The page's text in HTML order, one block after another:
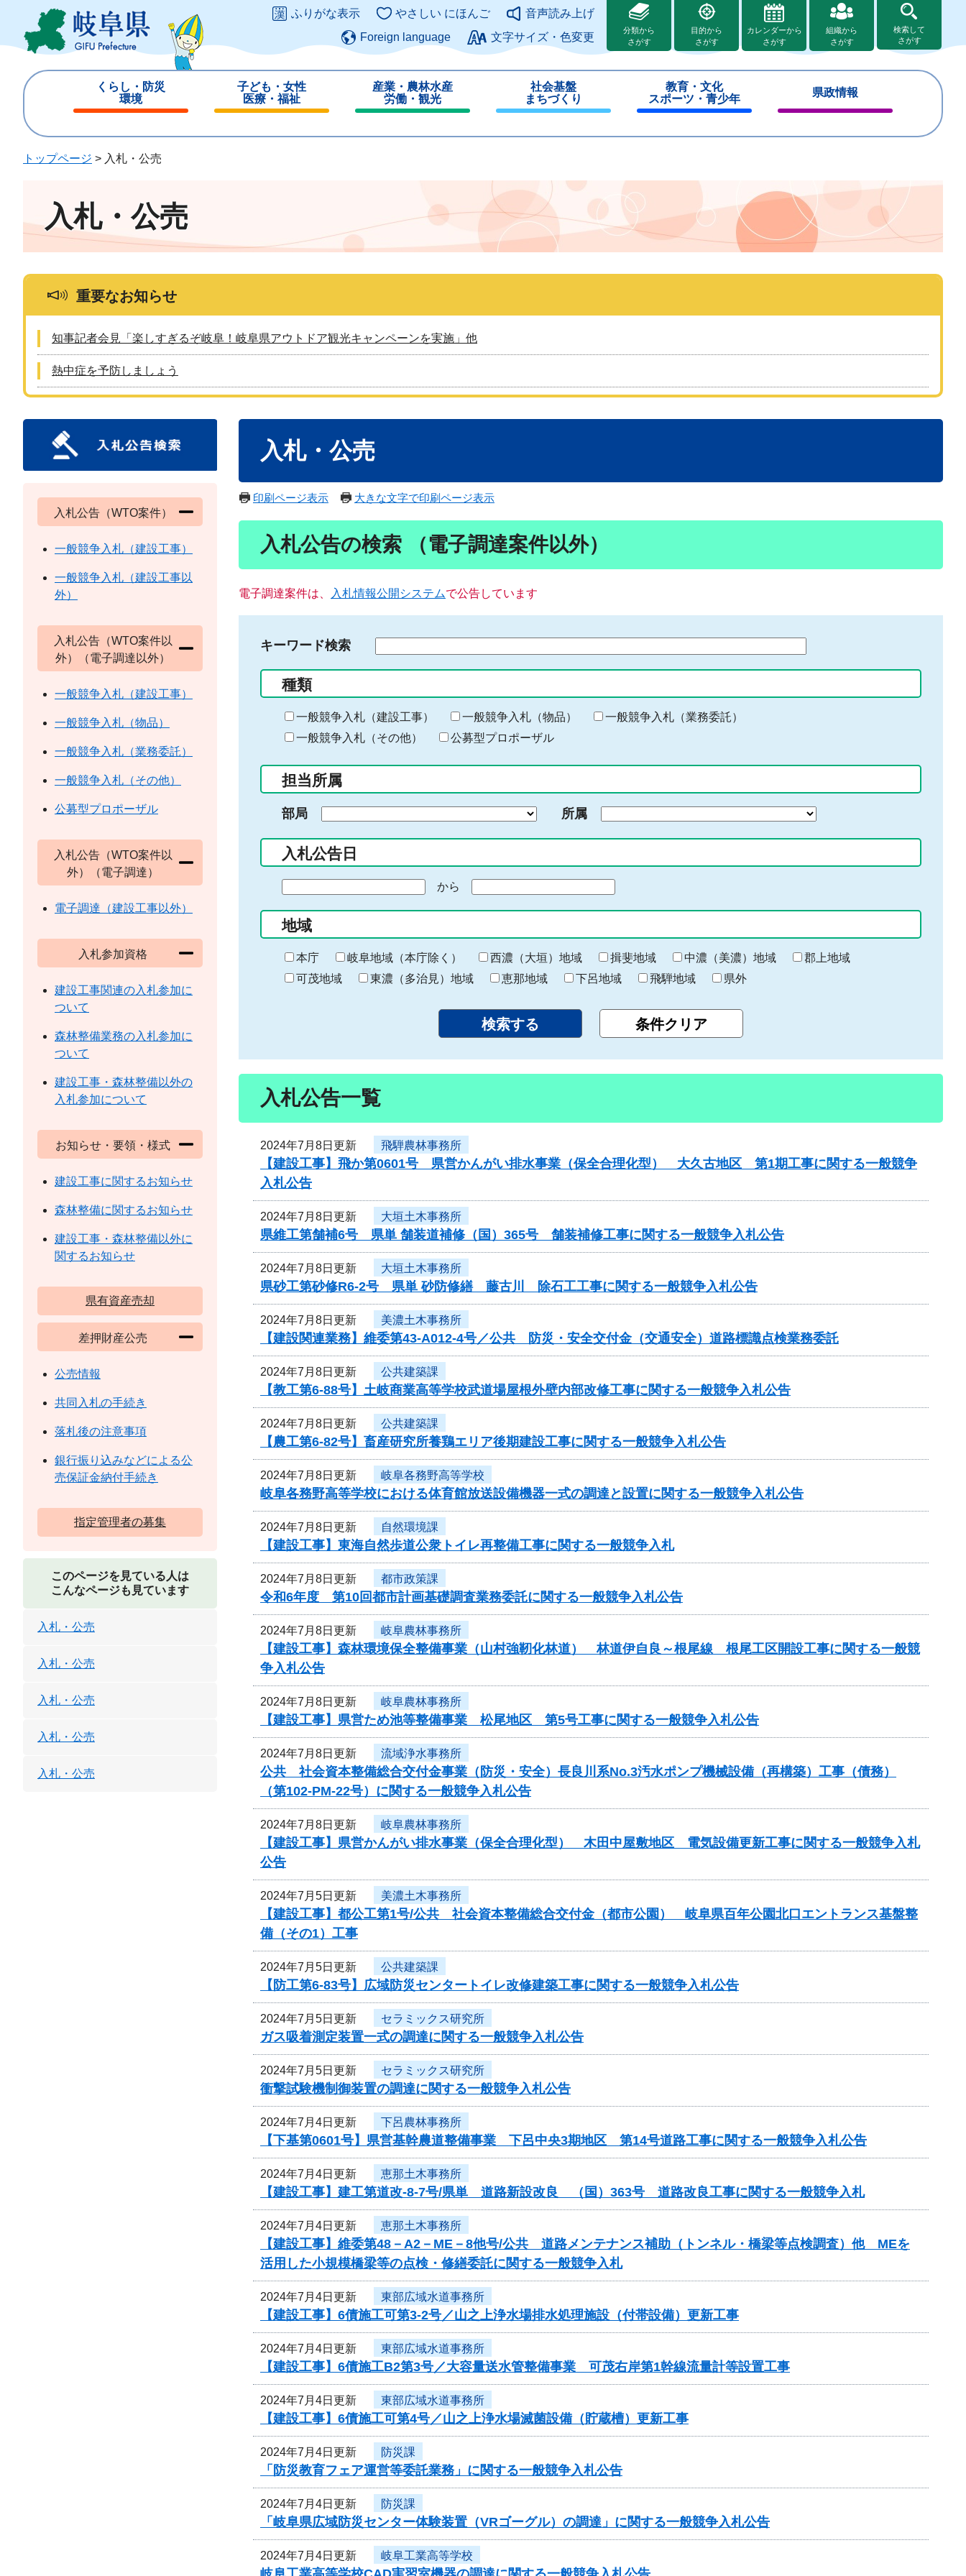
ジ
ュ
このページの本文へ
ふりがな表示 やさしい にほんご
音声読み上げ
Foreign language
文字サイズ・色変更
分類から
さがす
目的から
さがす
カレンダーから
さがす
組織から
さがす
検索して
さがす
くらし・防災
環境
じ
子ども・女性
医療・福祉
じ
産業・農林水産
労働・観光
じ
社会基盤
まちづくり
じ
教育・文化
スポーツ・青少年
じ
県政情報
じ
トップページ > 入札・公売
入札・公売
重要なお知らせ
知事記者会見「楽しすぎるぞ岐阜！岐阜県アウトドア観光キャンペーンを実施」他
熱中症を予防しましょう
入札・公売
印刷ページ表示 大きな文字で印刷ページ表示
入札公告の検索 （電子調達案件以外）
電子調達案件は、 入札情報公開システムで公告しています
キーワード検索
る
キ
ー
ー
入
力
種類
一般競争入札（建設工事） 一般競争入札（物品）
一般競争入札（業務委託）
一般競争入札（その他）
公募型プロポーザル
担当所属
部局 所属
入札公告日
の
始
ま
り
から
終
わ
り
地域
本庁 岐阜地域（本庁除く） 西濃（大垣）地域 揖斐地域 中濃（美濃）地域
郡上地域
可茂地域
東濃（多治見）地域 恵那地域 下呂地域 飛騨地域 県外
入札公告一覧
2024年7月8日更新 飛騨農林事務所
【建設工事】飛か第0601号 県営かんがい排水事業（保全合理化型） 大久古地区 第1期工事に関する一般競争
入札公告
2024年7月8日更新 大垣土木事務所
県維工第舗補6号 県単 舗装道補修（国）365号 舗装補修工事に関する一般競争入札公告
2024年7月8日更新 大垣土木事務所
県砂工第砂修R6-2号 県単 砂防修繕 藤古川 除石工工事に関する一般競争入札公告
2024年7月8日更新 美濃土木事務所
【建設関連業務】維委第43-A012-4号／公共 防災・安全交付金（交通安全）道路標識点検業務委託
2024年7月8日更新 公共建築課
【教工第6-88号】土岐商業高等学校武道場屋根外壁内部改修工事に関する一般競争入札公告
2024年7月8日更新 公共建築課
【農工第6-82号】畜産研究所養鶏エリア後期建設工事に関する一般競争入札公告
2024年7月8日更新 岐阜各務野高等学校
岐阜各務野高等学校における体育館放送設備機器一式の調達と設置に関する一般競争入札公告
2024年7月8日更新 自然環境課
【建設工事】東海自然歩道公衆トイレ再整備工事に関する一般競争入札
2024年7月8日更新 都市政策課
令和6年度 第10回都市計画基礎調査業務委託に関する一般競争入札公告
2024年7月8日更新 岐阜農林事務所
【建設工事】森林環境保全整備事業（山村強靭化林道） 林道伊自良～根尾線 根尾工区開設工事に関する一般競
争入札公告
2024年7月8日更新 岐阜農林事務所
【建設工事】県営ため池等整備事業 松尾地区 第5号工事に関する一般競争入札公告
2024年7月8日更新 流域浄水事務所
公共 社会資本整備総合交付金事業（防災・安全）長良川系No.3汚水ポンプ機械設備（再構築）工事（債務）
（第102-PM-22号）に関する一般競争入札公告
2024年7月8日更新 岐阜農林事務所
【建設工事】県営かんがい排水事業（保全合理化型） 木田中屋敷地区 電気設備更新工事に関する一般競争入札
公告
2024年7月5日更新 美濃土木事務所
【建設工事】都公工第1号/公共 社会資本整備総合交付金（都市公園） 岐阜県百年公園北口エントランス基盤整
備（その1）工事
2024年7月5日更新 公共建築課
【防工第6-83号】広域防災センタートイレ改修建築工事に関する一般競争入札公告
2024年7月5日更新 セラミックス研究所
ガス吸着測定装置一式の調達に関する一般競争入札公告
2024年7月5日更新 セラミックス研究所
衝撃試験機制御装置の調達に関する一般競争入札公告
2024年7月4日更新 下呂農林事務所
【下基第0601号】県営基幹農道整備事業 下呂中央3期地区 第14号道路工事に関する一般競争入札公告
2024年7月4日更新 恵那土木事務所
【建設工事】建工第道改-8-7号/県単 道路新設改良 （国）363号 道路改良工事に関する一般競争入札
2024年7月4日更新 恵那土木事務所
【建設工事】維委第48－A2－ME－8他号/公共 道路メンテナンス補助（トンネル・橋梁等点検調査）他 MEを
活用した小規模橋梁等の点検・修繕委託に関する一般競争入札
2024年7月4日更新 東部広域水道事務所
【建設工事】6債施工可第3-2号／山之上浄水場排水処理施設（付帯設備）更新工事
2024年7月4日更新 東部広域水道事務所
【建設工事】6債施工B2第3号／大容量送水管整備事業 可茂右岸第1幹線流量計等設置工事
2024年7月4日更新 東部広域水道事務所
【建設工事】6債施工可第4号／山之上浄水場滅菌設備（貯蔵槽）更新工事
2024年7月4日更新 防災課
「防災教育フェア運営等委託業務」に関する一般競争入札公告
2024年7月4日更新 防災課
「岐阜県広域防災センター体験装置（VRゴーグル）の調達」に関する一般競争入札公告
2024年7月4日更新 岐阜工業高等学校
入札公告（WTO案件）
一般競争入札（建設工事）
一般競争入札（建設工事以
外）
入札公告（WTO案件以
外）（電子調達以外）
一般競争入札（建設工事）
一般競争入札（物品）
一般競争入札（業務委託）
一般競争入札（その他）
公募型プロポーザル
入札公告（WTO案件以
外）（電子調達）
電子調達（建設工事以外）
入札参加資格
建設工事関連の入札参加に
ついて
森林整備業務の入札参加に
ついて
建設工事・森林整備以外の
入札参加について
お知らせ・要領・様式
建設工事に関するお知らせ
森林整備に関するお知らせ
建設工事・森林整備以外に
関するお知らせ
県有資産売却
差押財産公売
公売情報
共同入札の手続き
落札後の注意事項
銀行振り込みなどによる公
売保証金納付手続き
指定管理者の募集
このページを見ている人は
こんなページも見ています
入札・公売
入札・公売
入札・公売
入札・公売
入札・公売